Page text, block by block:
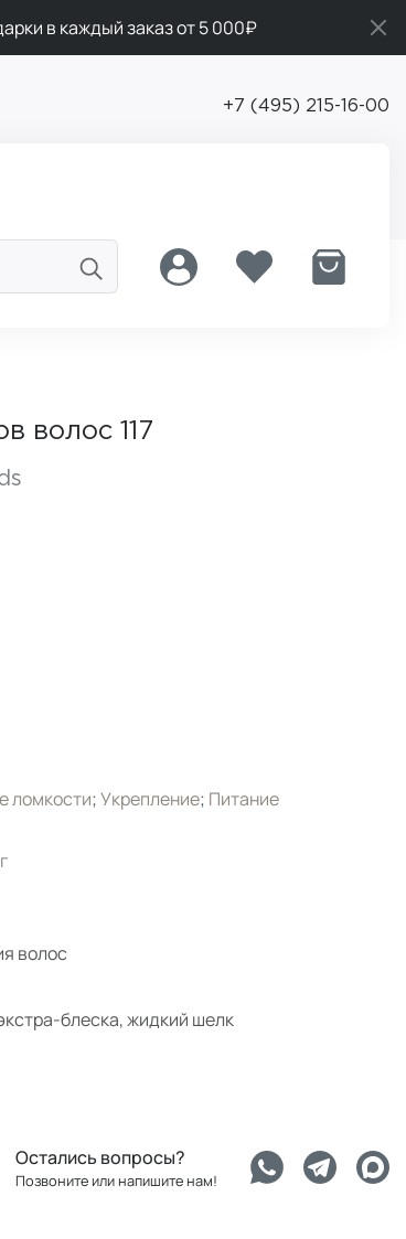
в каждый заказ от 5 000₽
+7 (495) 215-16-00
волос 117
ломкости;Укрепление; Питание
волос
блеска, жидкий шелк
Остались вопросы?
Позвоните или напишите нам!